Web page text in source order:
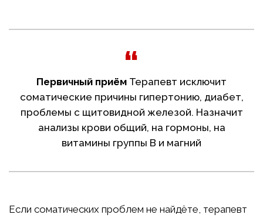
Первичный приём Терапевт исключит
соматические причины гипертонию, диабет,
проблемы с щитовидной железой. Назначит
анализы крови общий, на гормоны, на
витамины группы B и магний
Если соматических проблем не найдёте, терапевт